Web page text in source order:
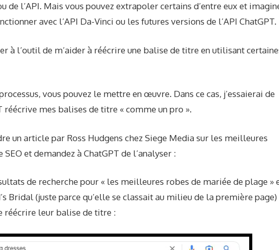
de l’API. Mais vous pouvez extrapoler certains d’entre eux et
avec l’API Da-Vinci ou les futures versions de l’API ChatGPT.
à l’outil de m’aider à réécrire une balise de titre en utilisant
vous pouvez le mettre en œuvre. Dans ce cas, j’essaierai de
réécrive mes balises de titre « comme un pro ».
unarticle par Ross Hudgens chez Siege Media sur les meilleures
et demandez à ChatGPT de l’analyser :
de recherche pour « les meilleures robes de mariée de plage »
Bridal (juste parce qu’elle se classait au milieu de la première page)
réécrire leur balise de titre :